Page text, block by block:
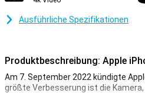
Ausführliche Spezifikationen
Produktbeschreibung: Apple
Am 7. September 2022 kündigte
größte Verbesserung ist die